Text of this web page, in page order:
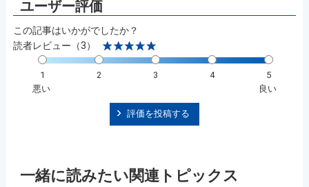
この記事はいかがでしたか？
読者レビュー（3）
1 2 3 4
5
悪い
良い
評価を投稿する
一緒に読みたい関連トピックス